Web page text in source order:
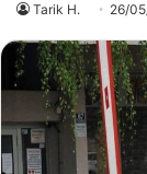
Tarik H. 26/